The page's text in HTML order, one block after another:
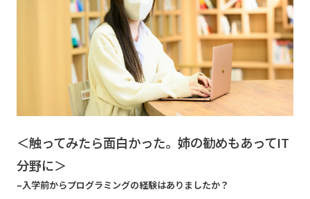
＜触ってみたら面白かった。姉の勧めもあってIT
分野に＞
–入学前からプログラミングの経験はありましたか？